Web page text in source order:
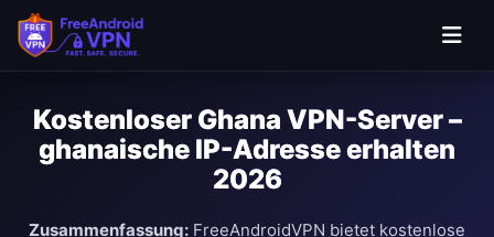
Kostenloser Ghana VPN-Server –
ghanaische IP-Adresse erhalten
2026
Zusammenfassung: FreeAndroidVPN bietet kostenlose